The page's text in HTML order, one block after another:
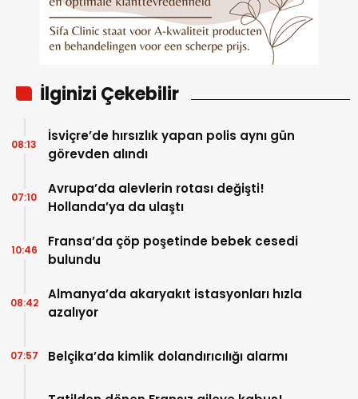
İlginizi Çekebilir
İsviçre’de hırsızlık yapan polis aynı gün
görevden alındı
08:13
Avrupa’da alevlerin rotası değişti!
Hollanda’ya da ulaştı
07:10
Fransa’da çöp poşetinde bebek cesedi
bulundu
10:46
Almanya’da akaryakıt istasyonları hızla
azalıyor
08:42
Belçika’da kimlik dolandırıcılığı alarmı
07:57